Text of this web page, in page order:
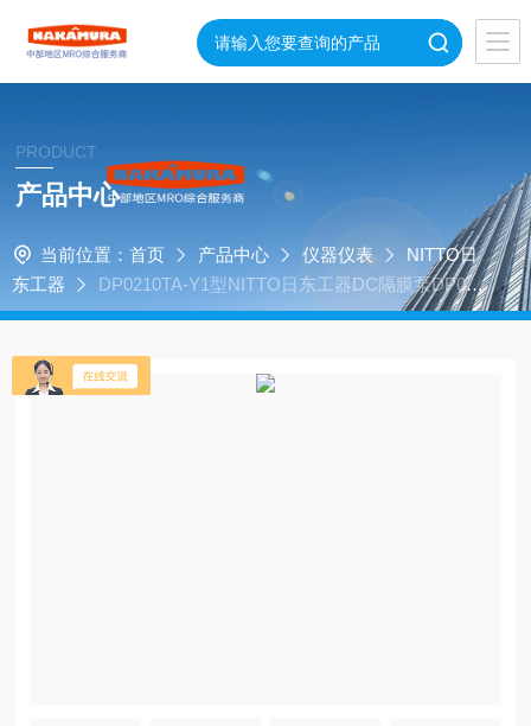
PRODUCT
产品中心
当前位置： 首页 产品中心 仪器仪表
NITTO日
东工器
DP0210TA-Y1型NITTO日东工器DC隔膜泵DP02
10TA-Y1